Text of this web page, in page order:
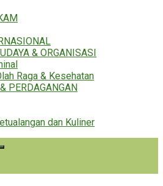
& ORGANISASI
Raga & Kesehatan
PERDAGANGAN
dan Kuliner